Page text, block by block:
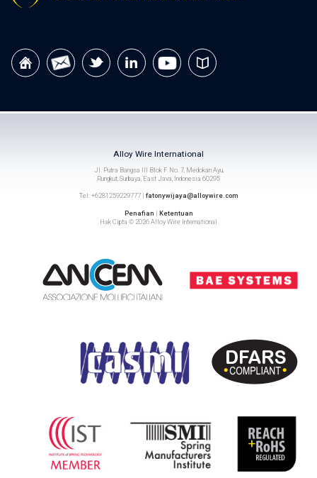
Alloy Wire International
Jl. Putra Bangsa III Blok F No. 7, Medokan Ayu,
Rungkut, Surbaya, East Java, Indonesia 60295
Tel: +6281259229777 | fatonywijaya@alloywire.com
Penafian
Ketentuan
Hak Cipta © 2026 Alloy Wire International